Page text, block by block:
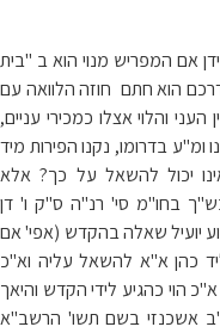
אם המפריש מנוי הוא ב "בית
הוא חתם חוזה הלוואה עם
והלוי אצלו כמכירי עניים,
בדרומו, נקנו הפירות מיד
יכול להשאל על כך? אלא
בחו"מ סי' רנ"ה ס"ק ו' דן
יועיל שאלה בהקדש (אפי' אם
כהן א"א להשאל עליה וא"כ
הוי כהגיע לידי הקדש והיאך
אשכנזי בשם תשו' הרשב"א